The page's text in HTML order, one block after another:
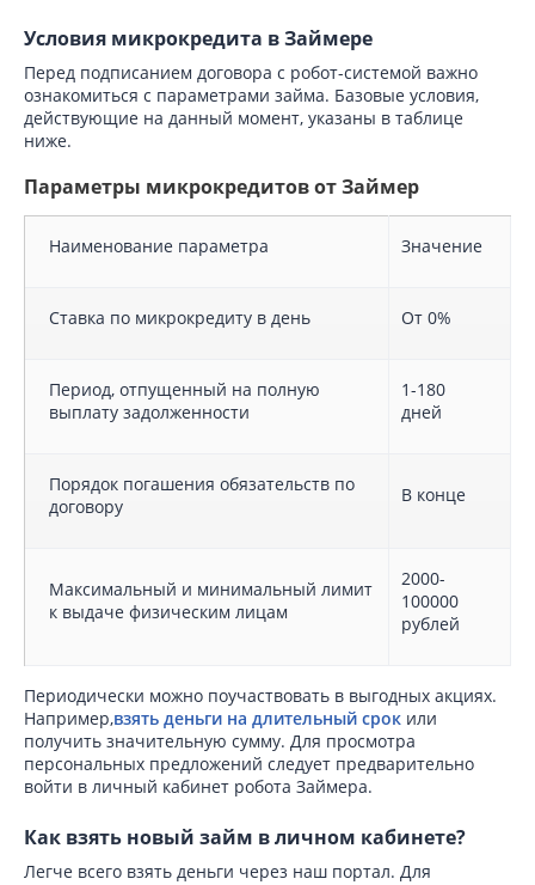
Условия микрокредита в Займере
Перед подписанием договора с робот-системой важно
ознакомиться с параметрами займа. Базовые условия,
действующие на данный момент, указаны в таблице
ниже.
Параметры микрокредитов от Займер
Наименование параметра Значение
Ставка по микрокредиту в день От 0%
Период, отпущенный на полную
выплату задолженности
1-180
дней
Порядок погашения обязательств по
договору
В конце
Максимальный и минимальный лимит
к выдаче физическим лицам
2000-
100000
рублей
Периодически можно поучаствовать в выгодных акциях.
Например,взять деньги на длительный срок или
получить значительную сумму. Для просмотра
персональных предложений следует предварительно
войти в личный кабинет робота Займера.
Как взять новый займ в личном кабинете?
Легче всего взять деньги через наш портал. Для